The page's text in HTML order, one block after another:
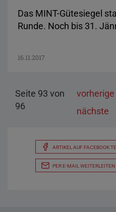
Das MINT-Gütesiegel
Runde. Noch bis 31.
16.11.2017
Seite 93 von
96
vorherige
nächste
ARTIKEL AUF FACEBOOK
PER E-MAIL WEITERLEITEN